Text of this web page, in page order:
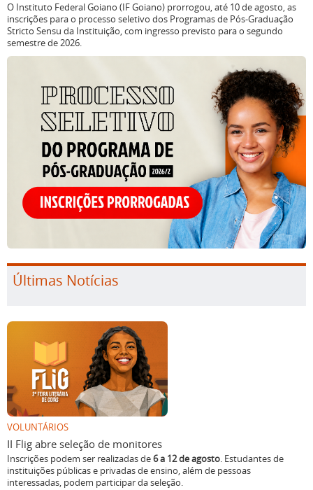
O Instituto Federal Goiano (IF Goiano) prorrogou, até 10 de agosto, as
inscrições para o processo seletivo dos Programas de Pós-Graduação
Stricto Sensu da Instituição, com ingresso previsto para o segundo
semestre de 2026.
Últimas Notícias
VOLUNTÁRIOS
II Flig abre seleção de monitores
Inscrições podem ser realizadas de6 a 12 de agosto. Estudantes de
instituições públicas e privadas de ensino, além de pessoas
interessadas, podem participar da seleção.